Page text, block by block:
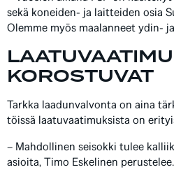
sekä koneiden- ja laitteiden osia
Olemme myös maalanneet ydin-
KOROSTUVAT
Tarkka laadunvalvonta on aina
töissä laatuvaatimuksista on
– Mahdollinen seisokki tulee
asioita, Timo Eskelinen perustelee.